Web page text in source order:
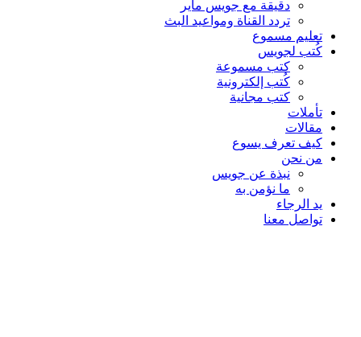
دقيقة مع جويس ماير
تردد القناة ومواعيد البث
تعليم مسموع
كُتب لجويس
كتب مسموعة
كُتب إلكترونية
كتب مجانية
تأملات
مقالات
كيف تعرف يسوع
من نحن
نبذة عن جويس
ما نؤمن به
يد الرجاء
تواصل معنا